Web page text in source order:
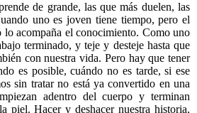
de grande, las que más duelen, las
uno es joven tiene tiempo, pero el
lo acompaña el conocimiento. Como uno
terminado, y teje y desteje hasta que
con nuestra vida. Pero hay que tener
es posible, cuándo no es tarde, si ese
sin tratar no está ya convertido en una
adentro del cuerpo y terminan
piel. Hacer y deshacer nuestra historia,